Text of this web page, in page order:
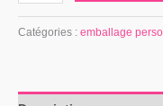
Catégories : emballage